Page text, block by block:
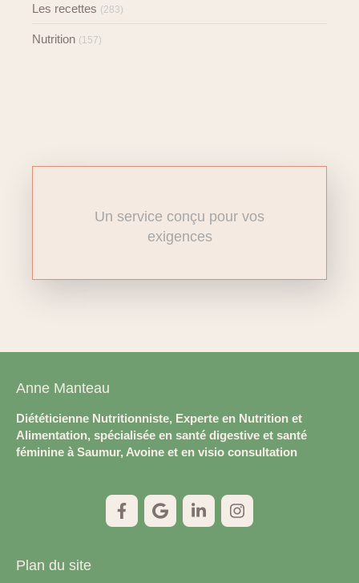
Les recettes (283)
Nutrition (157)
Un service conçu pour vos
exigences
Anne Manteau
Diététicienne Nutritionniste, Experte en Nutrition et
Alimentation, spécialisée en santé digestive et santé
féminine à Saumur, Avoine et en visio consultation
Plan du site